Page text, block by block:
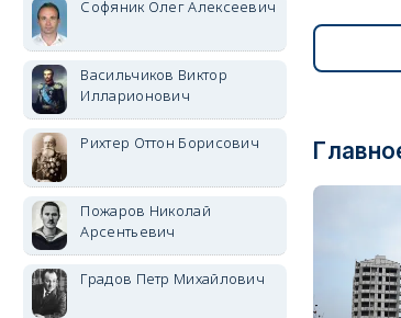
Софяник Олег Алексеевич
Васильчиков Виктор
Илларионович
Рихтер Оттон Борисович
Пожаров Николай
Арсентьевич
Градов Петр Михайлович